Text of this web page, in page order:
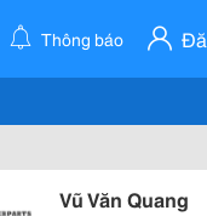
Thông báo
Vũ Văn Quang